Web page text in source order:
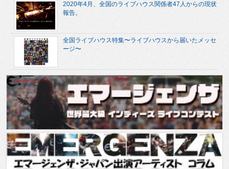
2020年4月、全国のライブハウス関係者47人からの現状
報告。
全国ライブハウス特集〜ライブハウスから届いたメッセ
ージ〜